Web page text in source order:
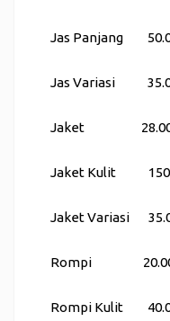
Jas Panjang
Jas Variasi
Jaket
Jaket Kulit
Jaket Variasi
Rompi
Rompi Kulit